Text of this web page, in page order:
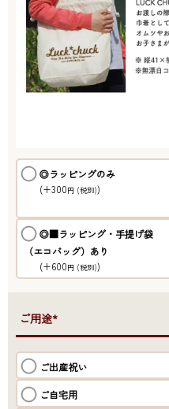
◎ラッピングのみ
(+300円 (税別))
◎■ラッピング・手提げ袋
（エコバッグ）あり
(+600円 (税別))
●ご用途*
ご出産祝い
ご自宅用